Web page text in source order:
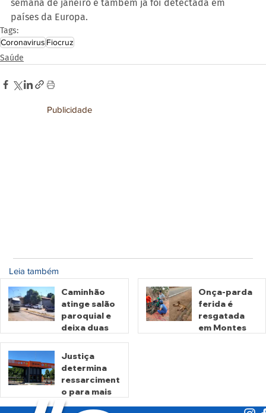
semana de janeiro e também já foi detectada em
países da Europa.
Tags:
Coronavirus Fiocruz
Saúde
Publicidade
Leia também
Caminhão
atinge salão
paroquial e
deixa duas
mortas em
Crixás
há 2 dias
Onça-parda
ferida é
resgatada
em Montes
Justiça
determina
ressarciment
o para mais
de 600 mil